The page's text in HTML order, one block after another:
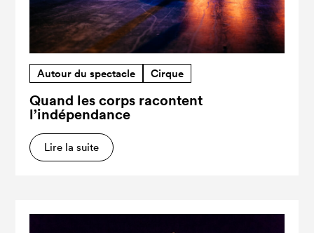
Autour du spectacle Cirque
Quand les corps racontent
l’indépendance
Lire la suite